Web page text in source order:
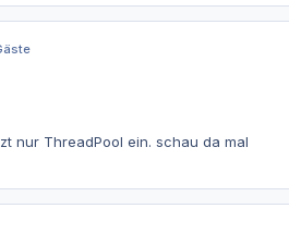
nur ThreadPool ein. schau da mal